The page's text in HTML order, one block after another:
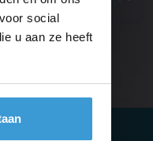
social
u aan ze heeft